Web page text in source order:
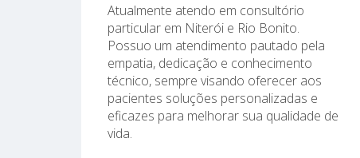
Atualmente atendo em consultório
particular em Niterói e Rio Bonito.
Possuo um atendimento pautado pela
empatia, dedicação e conhecimento
técnico, sempre visando oferecer aos
pacientes soluções personalizadas e
eficazes para melhorar sua qualidade de
vida.